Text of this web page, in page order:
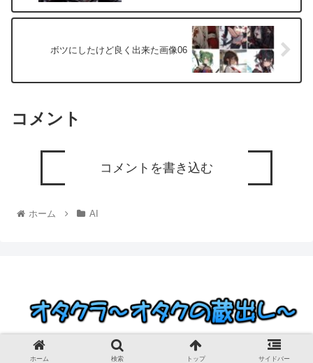
ボツにしたけど良く出来た画像06
コメント
コメントを書き込む
ホーム AI
© 2023 オタクラ～オタクの蔵出し～.
ホーム 検索 トップ サイドバー